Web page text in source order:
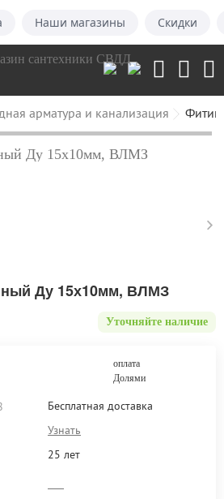
Наши магазины Скидки
арматура и канализация
Ду 15х10мм, ВЛМЗ
Уточняйте наличие
оплата
Долями
Бесплатная доставка
Узнать
25 лет